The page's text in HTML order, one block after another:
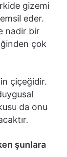
gizemi
eder.
nadir bir
çok
çiçeğidir.
da onu
şunlara